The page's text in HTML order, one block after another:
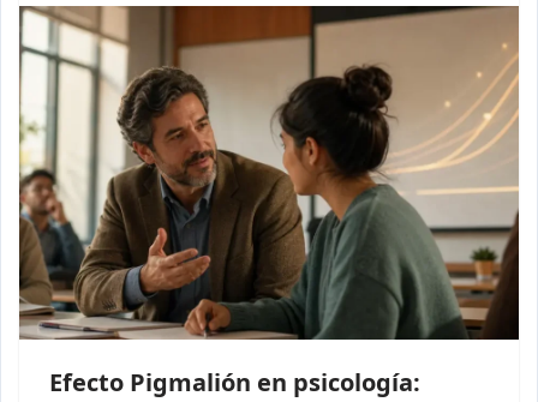
Efecto Pigmalión en psicología: